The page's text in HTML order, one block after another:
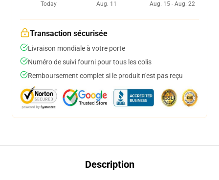
Today
Aug. 11
Aug. 15 - Aug. 22
Transaction sécurisée
Livraison mondiale à votre porte
Numéro de suivi fourni pour tous les colis
Remboursement complet si le produit n'est pas reçu
Description